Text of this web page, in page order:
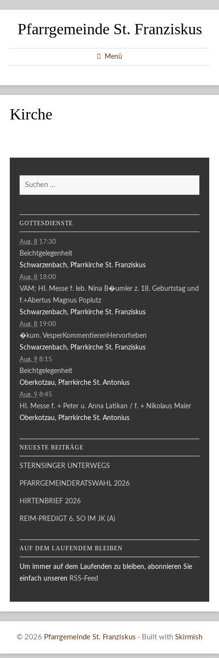
Pfarrgemeinde St. Franziskus
Menü
Kirche
Suchen
GOTTESDIENSTE
Aug. 8 17:30
Beichtgelegenheit
Schwarzenbach, Pfarrkirche St. Franziskus
Aug. 8 18:00
VAM; HI. Messe f. leb. Nina B�umler z. 18. Geburtstag und
f.+Abertus Magnus Poplutz
Schwarzenbach, Pfarrkirche St. Franziskus
Aug. 8 19:00
�kum. VesperKommentierenHervorheben
Schwarzenbach, Pfarrkirche St. Franziskus
Aug. 9 8:15
Beichtgelegenheit
Oberkotzau, Pfarrkirche St. Antonius
Aug. 9 8:45
HI. Messe f. + Peter u. Anna Latikan / f. + Nikolaus Maier
Oberkotzau, Pfarrkirche St. Antonius
NEUESTE BEITRÄGE
STERNSINGER UNTERWEGS
PFARRGEMEINDERATSWAHL 2026
HIRTENBRIEF 2026
REIM-PREDIGT 6. SO IM JK (A)
AUF DEM LAUFENDEM BLEIBEN
Um immer auf dem Laufenden zu bleiben, abonnieren Sie
einfach unseren RSS-Feed
© 2026 Pfarrgemeinde St. Franziskus · Built with Skirmish